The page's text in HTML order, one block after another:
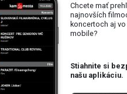
Chcete mať
najnovších
koncertoch aj
mobile?
Stiahnite si
našu aplikáciu.